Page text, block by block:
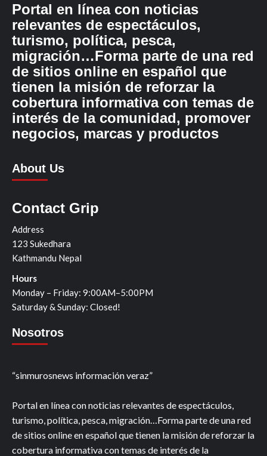
Portal en línea con noticias
relevantes de espectáculos,
turismo, política, pesca,
migración…Forma parte de una red
de sitios online en español que
tienen la misión de reforzar la
cobertura informativa con temas de
interés de la comunidad, promover
negocios, marcas y productos
About Us
Contact Grip
Address
123 Sukedhara
Kathmandu Nepal
Hours
Monday – Friday: 9:00AM–5:00PM
Saturday & Sunday: Closed!
Nosotros
“sinmurosnews información veraz”
Portal en línea con noticias relevantes de espectáculos,
turismo, política, pesca, migración…Forma parte de una red
de sitios online en español que tienen la misión de reforzar la
cobertura informativa con temas de interés de la